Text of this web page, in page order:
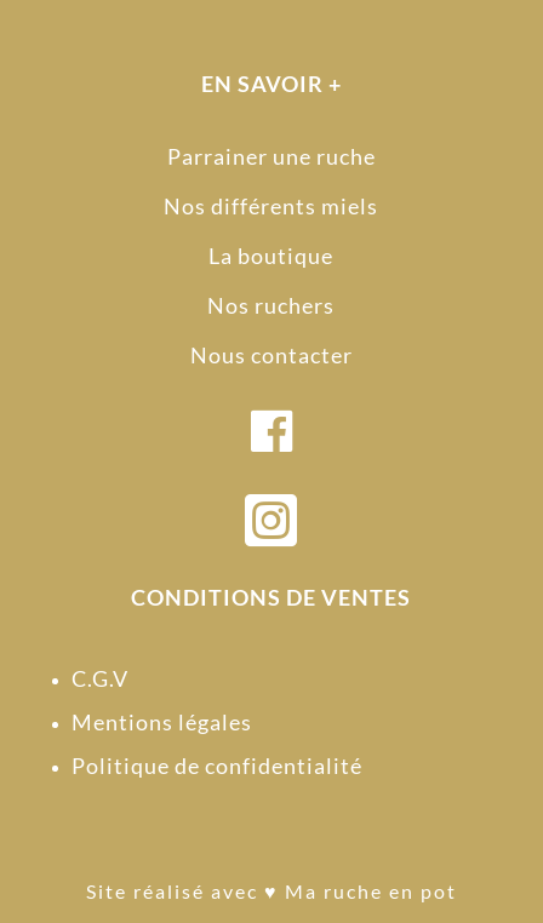
11,00€
EN SAVOIR +
Parrainer une ruche
Nos différents miels
La boutique
Nos ruchers
Nous contacter

CONDITIONS DE VENTES
C.G.V
Mentions légales
Politique de confidentialité
Site réalisé avec ♥ Ma ruche en pot